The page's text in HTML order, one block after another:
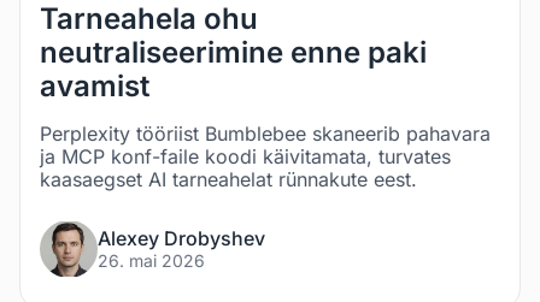
Tarneahela ohu
neutraliseerimine enne paki
avamist
Perplexity tööriist Bumblebee skaneerib pahavara
ja MCP konf-faile koodi käivitamata, turvates
kaasaegset AI tarneahelat rünnakute eest.
Alexey Drobyshev
26. mai 2026